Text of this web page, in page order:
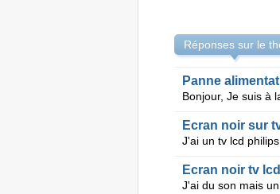
Réponses sur le
Panne
Ecran noir sur
Ecran noir tv